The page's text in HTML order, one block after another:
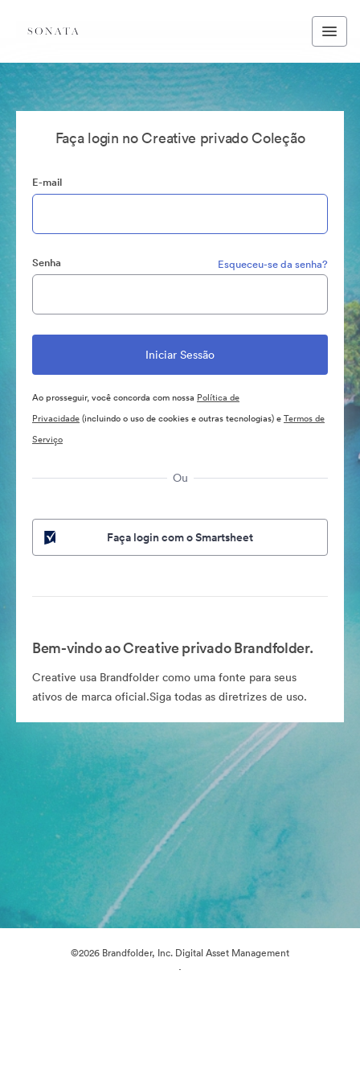
Faça login no Creative privado Coleção
E-mail
Senha Esqueceu-se da senha?
Ao prosseguir, você concorda com nossa Política de
Privacidade(incluindo o uso de cookies e outras tecnologias) eTermos de
Serviço
Ou
Faça login com o Smartsheet
Bem-vindo ao Creative privado Brandfolder.
Creative usa Brandfolder como uma fonte para seus
ativos de marca oficial.Siga todas as diretrizes de uso.
©2026 Brandfolder, Inc. Digital Asset Management
·